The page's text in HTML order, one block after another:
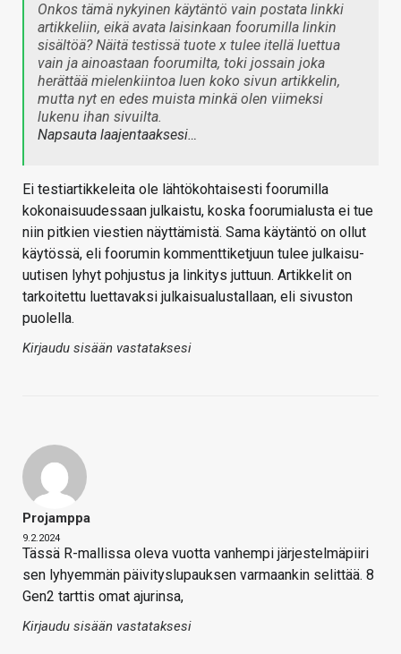
Onkos tämä nykyinen käytäntö vain postata linkki
artikkeliin, eikä avata laisinkaan foorumilla linkin
sisältöä? Näitä testissä tuote x tulee itellä luettua
vain ja ainoastaan foorumilta, toki jossain joka
herättää mielenkiintoa luen koko sivun artikkelin,
mutta nyt en edes muista minkä olen viimeksi
lukenu ihan sivuilta.
Napsauta laajentaaksesi…
Ei testiartikkeleita ole lähtökohtaisesti foorumilla
kokonaisuudessaan julkaistu, koska foorumialusta ei tue
niin pitkien viestien näyttämistä. Sama käytäntö on ollut
käytössä, eli foorumin kommenttiketjuun tulee julkaisu-
uutisen lyhyt pohjustus ja linkitys juttuun. Artikkelit on
tarkoitettu luettavaksi julkaisualustallaan, eli sivuston
puolella.
Kirjaudu sisään vastataksesi
Projamppa
9.2.2024
Tässä R-mallissa oleva vuotta vanhempi järjestelmäpiiri
sen lyhyemmän päivityslupauksen varmaankin selittää. 8
Gen2 tarttis omat ajurinsa,
Kirjaudu sisään vastataksesi